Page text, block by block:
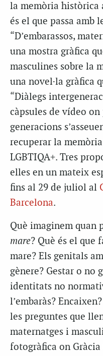
la memòria històrica
és el que passa amb
“D’embarassos,
una mostra gràfica
masculines sobre la
una novel·la gràfica
“Diàlegs
càpsules de vídeo on
generacions
recuperar la
LGBTIQA+. Tres
elles en un mateix
fins al 29 de juliol al
Barcelona.
Què imaginem quan
mare? Què és el que
mare? Els genitals
gènere? Gestar o no
identitats no
l’embaràs?
les preguntes que
maternatges i
fotogràfica on Gràcia